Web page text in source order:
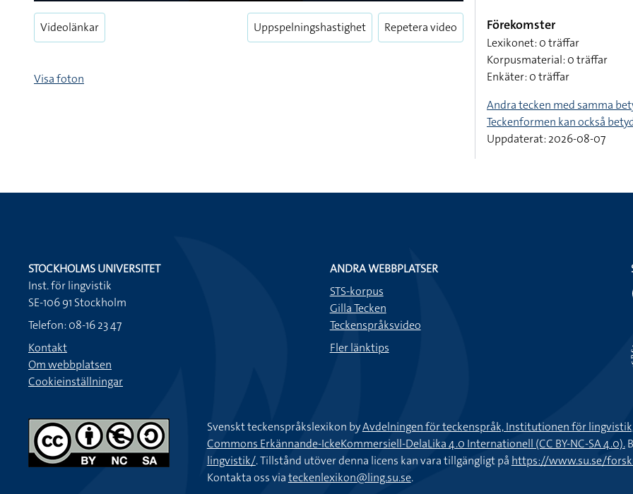
fullscreen
Videolänkar Uppspelningshastighet Repetera video
Visa foton
Förekomster
Lexikonet: 0 träffar
Korpusmaterial: 0 träffar
Enkäter: 0 träffar
Andra tecken med samma
Teckenformen kan också
Uppdaterat: 2026-08-07
STOCKHOLMS UNIVERSITET
Inst. för lingvistik
SE-106 91 Stockholm
Telefon: 08-16 23 47
Kontakt
Om webbplatsen
Cookieinställningar
ANDRA WEBBPLATSER
STS-korpus
Gilla Tecken
Teckenspråksvideo
Fler länktips
Svenskt teckenspråkslexikon byAvdelningen för teckenspråk, Institutionen för
Commons Erkännande-IckeKommersiell-DelaLika 4.0 Internationell (CC BY-NC-SA 4.0).
lingvistik/. Tillstånd utöver denna licens kan vara tillgängligt på https://www.su.se/
Kontakta oss viateckenlexikon@ling.su.se.